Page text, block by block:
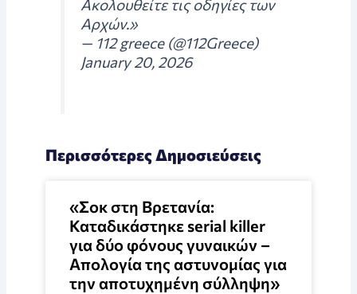
Ακολουθείτε τις οδηγίες των
Αρχών.»
— 112 greece (@112Greece)
January 20, 2026
Περισσότερες Δημοσιεύσεις
«Σοκ στη Βρετανία:
Καταδικάστηκε serial killer
για δύο φόνους γυναικών –
Απολογία της αστυνομίας για
την αποτυχημένη σύλληψη»